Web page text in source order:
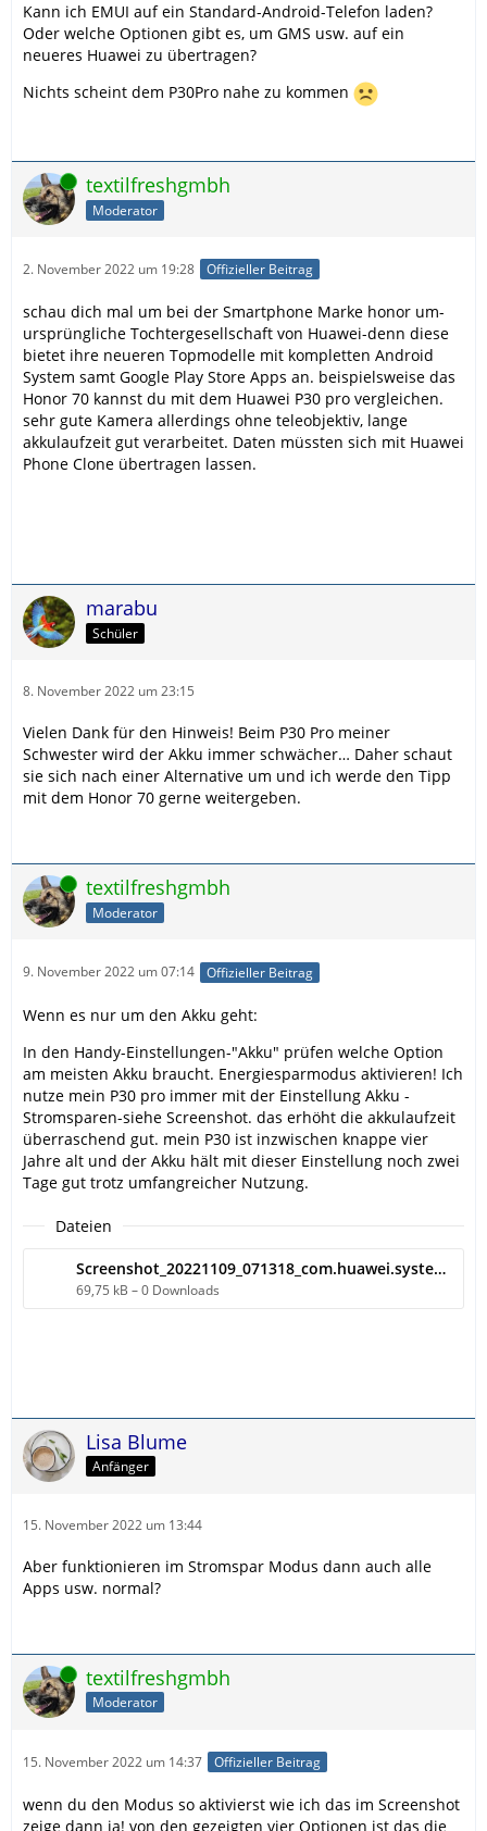
Kann ich EMUI auf ein Standard-Android-Telefon laden?
Oder welche Optionen gibt es, um GMS usw. auf ein
neueres Huawei zu übertragen?
Nichts scheint dem P30Pro nahe zu kommen
Online textilfreshgmbh
Moderator
2. November 2022 um 19:28 Offizieller Beitrag
schau dich mal um bei der Smartphone Marke honor um-
ursprüngliche Tochtergesellschaft von Huawei-denn diese
bietet ihre neueren Topmodelle mit kompletten Android
System samt Google Play Store Apps an. beispielsweise das
Honor 70 kannst du mit dem Huawei P30 pro vergleichen.
sehr gute Kamera allerdings ohne teleobjektiv, lange
akkulaufzeit gut verarbeitet. Daten müssten sich mit Huawei
Phone Clone übertragen lassen.
marabu
Schüler
8. November 2022 um 23:15
Vielen Dank für den Hinweis! Beim P30 Pro meiner
Schwester wird der Akku immer schwächer… Daher schaut
sie sich nach einer Alternative um und ich werde den Tipp
mit dem Honor 70 gerne weitergeben.
Online textilfreshgmbh
Moderator
9. November 2022 um 07:14 Offizieller Beitrag
Wenn es nur um den Akku geht:
In den Handy-Einstellungen-"Akku" prüfen welche Option
am meisten Akku braucht. Energiesparmodus aktivieren! Ich
nutze mein P30 pro immer mit der Einstellung Akku -
Stromsparen-siehe Screenshot. das erhöht die akkulaufzeit
überraschend gut. mein P30 ist inzwischen knappe vier
Jahre alt und der Akku hält mit dieser Einstellung noch zwei
Tage gut trotz umfangreicher Nutzung.
Dateien
Screenshot_20221109_071318_com.huawei.systemmanager.jpg
69,75 kB – 0 Downloads
Lisa Blume
Anfänger
15. November 2022 um 13:44
Aber funktionieren im Stromspar Modus dann auch alle
Apps usw. normal?
Online textilfreshgmbh
Moderator
15. November 2022 um 14:37 Offizieller Beitrag
wenn du den Modus so aktivierst wie ich das im Screenshot
zeige dann ja! von den gezeigten vier Optionen ist das die